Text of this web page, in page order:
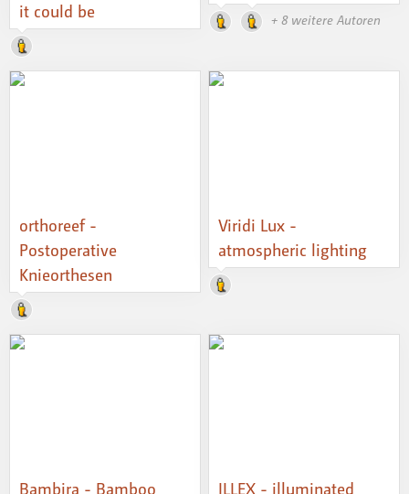
it could be
+ 8 weitere Autoren
orthoreef -
Postoperative
Knieorthesen
Viridi Lux -
atmospheric lighting
Bambira - Bamboo ILLEX - illuminated